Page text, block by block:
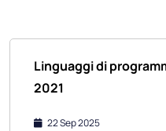
Linguaggi di
2021
22 Sep 2025